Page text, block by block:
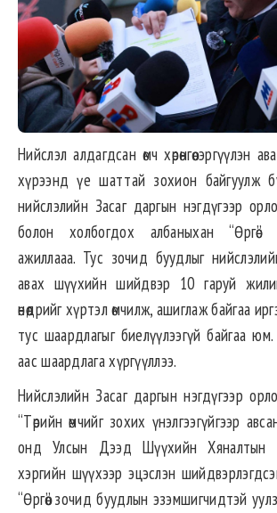
Нийслэл алдагдсан өмч хөрөнгөө эргүүлэн
хүрээнд үе шаттай зохион байгуулж
нийслэлийн Засаг даргын нэгдүгээр
болон холбогдох албаныхан
ажиллааа. Тус зочид буудлыг
авах шүүхийн шийдвэр 10 гаруй
өнөөдрийг хүртэл өмчилж, ашиглаж байгаа
тус шаардлагыг биелүүлээгүй байгаа
аас шаардлага хүргүүллээ.
Нийслэлийн Засаг даргын нэгдүгээр
“Төрийн өмчийг зохих үнэлгээгүйгээр
онд Улсын Дээд Шүүхийн Хяналтын
хэргийн шүүхээр эцэслэн
“Өргөө” зочид буудлын эзэмшигчидтэй